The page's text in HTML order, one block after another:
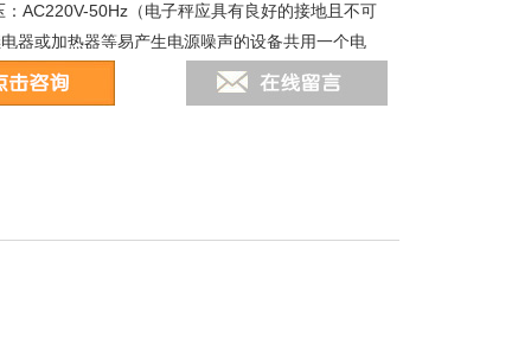
：AC220V-50Hz（电子秤应具有良好的接地且不可
器或加热器等易产生电源噪声的设备共用一个电